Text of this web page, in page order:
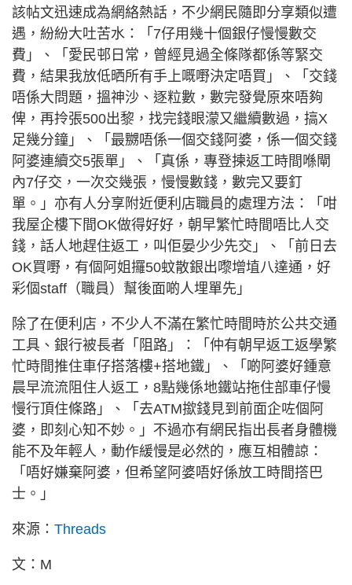
該帖文迅速成為網絡熱話，不少網民隨即分享類似遭
遇，紛紛大吐苦水：「7仔用幾十個銀仔慢慢數交
費」、「愛民邨日常，曾經見過全條隊都係等緊交
費，結果我放低晒所有手上嘅嘢決定唔買」、「交錢
唔係大問題，搵神沙、逐粒數，數完發覺原來唔夠
俾，再拎張500出黎，找完錢眼濛又繼續數過，搞X
足幾分鐘」、「最嬲唔係一個交錢阿婆，係一個交錢
阿婆連續交5張單」、「真係，專登揀返工時間喺閘
內7仔交，一次交幾張，慢慢數錢，數完又要釘
單。」亦有人分享附近便利店職員的處理方法：「咁
我屋企樓下間OK做得好好，朝早繁忙時間唔比人交
錢，話人地趕住返工，叫佢晏少少先交」、「前日去
OK買嘢，有個阿姐攞50蚊散銀出嚟增埴八達通，好
彩個staff（職員）幫後面啲人埋單先」
除了在便利店，不少人不滿在繁忙時間時於公共交通
工具、銀行被長者「阻路」：「仲有朝早返工返學繁
忙時間推住車仔搭落樓+搭地鐵」、「啲阿婆好鍾意
晨早流流阻住人返工，8點幾係地鐵站拖住部車仔慢
慢行頂住條路」、「去ATM撳錢見到前面企咗個阿
婆，即刻心知不妙。」不過亦有網民指出長者身體機
能不及年輕人，動作緩慢是必然的，應互相體諒：
「唔好嫌棄阿婆，但希望阿婆唔好係放工時間撘巴
士。」
來源： Threads
文：M